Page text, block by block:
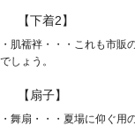
【下着2】
・肌襦袢・・・これも市販
でしょう。
【扇子】
・舞扇・・・夏場に仰ぐ用